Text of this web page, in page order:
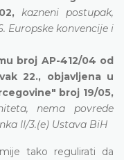
02,kazneni postupak,
Europske konvencije i
broj AP-412/04 od
22., objavljena u
broj 19/05,
nema povrede
II/3.(e) Ustava BiH
tako regulirati da